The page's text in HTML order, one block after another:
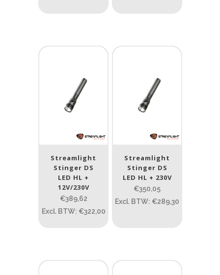
Streamlight
Stinger DS
LED HL +
12V/230V
€389,62
Excl. BTW: €322,00
Streamlight
Stinger DS
LED HL + 230V
€350,05
Excl. BTW: €289,30